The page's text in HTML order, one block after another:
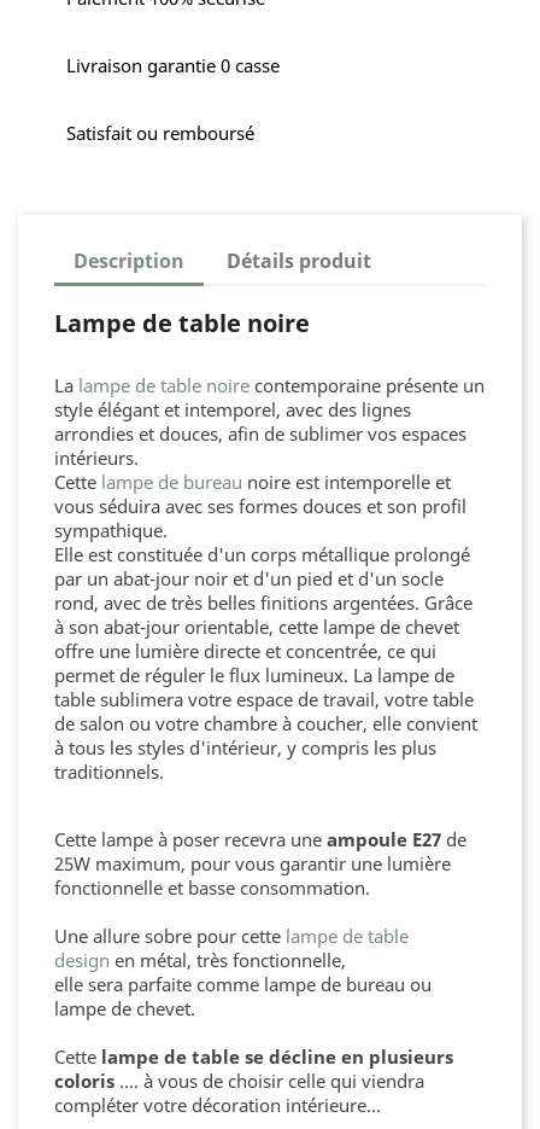
Livraison garantie 0 casse
Satisfait ou remboursé
Description Détails produit
Lampe de table noire
La lampe de table noire contemporaine présente un
style élégant et intemporel, avec des lignes
arrondies et douces, afin de sublimer vos espaces
intérieurs.
Cette lampe de bureau noire est intemporelle et
vous séduira avec ses formes douces et son profil
sympathique.
Elle est constituée d'un corps métallique prolongé
par un abat-jour noir et d'un pied et d'un socle
rond, avec de très belles finitions argentées. Grâce
à son abat-jour orientable, cette lampe de chevet
offre une lumière directe et concentrée, ce qui
permet de réguler le flux lumineux. La lampe de
table sublimera votre espace de travail, votre table
de salon ou votre chambre à coucher, elle convient
à tous les styles d'intérieur, y compris les plus
traditionnels.
Cette lampe à poser recevra une ampoule E27 de
25W maximum, pour vous garantir une lumière
fonctionnelle et basse consommation.
Une allure sobre pour cette lampe de table
design en métal, très fonctionnelle,
elle sera parfaite comme lampe de bureau ou
lampe de chevet.
Cette lampe de table se décline en plusieurs
coloris .... à vous de choisir celle qui viendra
compléter votre décoration intérieure...